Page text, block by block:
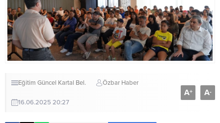
Eğitim Güncel Kartal Bel. Özbar Haber
16.06.2025 20:27
A+ A-